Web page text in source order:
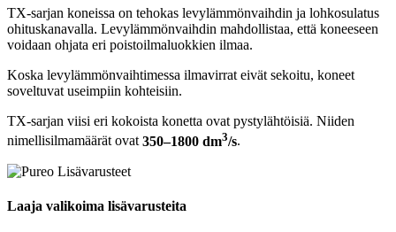
TX-sarjan koneissa on tehokas levylämmönvaihdin ja lohkosulatus
ohituskanavalla. Levylämmönvaihdin mahdollistaa, että koneeseen
voidaan ohjata eri poistoilmaluokkien ilmaa.
Koska levylämmönvaihtimessa ilmavirrat eivät sekoitu, koneet
soveltuvat useimpiin kohteisiin.
TX-sarjan viisi eri kokoista konetta ovat pystylähtöisiä. Niiden
nimellisilmamäärät ovat350–1800 dm3/s.
Laaja valikoima lisävarusteita